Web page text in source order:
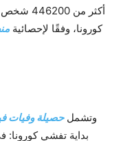
أكثر من
كورونا، وفقًا لإحصائية
وتشملحصيلة وفيات